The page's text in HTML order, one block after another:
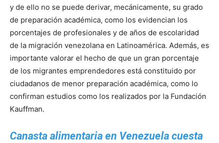
y de ello no se puede derivar, mecánicamente, su grado
de preparación académica, como los evidencian los
porcentajes de profesionales y de años de escolaridad
de la migración venezolana en Latinoamérica. Además, es
importante valorar el hecho de que un gran porcentaje
de los migrantes emprendedores está constituido por
ciudadanos de menor preparación académica, como lo
confirman estudios como los realizados por la Fundación
Kauffman.
Canasta alimentaria en Venezuela cuesta